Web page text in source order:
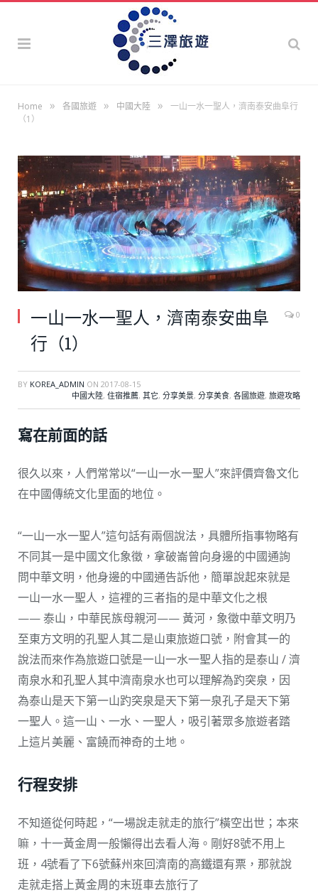
Home » 各國旅遊 » 中國大陸 »
一山一水一聖人，濟南泰安曲阜行
（1）
一山一水一聖人，濟南泰安曲阜
行（1）
0
BY KOREA_ADMIN ON 2017-08-15
中國大陸, 住宿推薦, 其它, 分享美景, 分享美食, 各國旅遊, 旅遊攻略
寫在前面的話
很久以來，人們常常以“一山一水一聖人”來評價齊魯文化
在中國傳統文化里面的地位。
“一山一水一聖人”這句話有兩個說法，具體所指事物略有
不同其一是中國文化象徵，拿破崙曾向身邊的中國通詢
問中華文明，他身邊的中國通告訴他，簡單說起來就是
一山一水一聖人，這裡的三者指的是中華文化之根
—— 泰山，中華民族母親河—— 黃河，象徵中華文明乃
至東方文明的孔聖人其二是山東旅遊口號，附會其一的
說法而來作為旅遊口號是一山一水一聖人指的是泰山 / 濟
南泉水和孔聖人其中濟南泉水也可以理解為趵突泉，因
為泰山是天下第一山趵突泉是天下第一泉孔子是天下第
一聖人。這一山、一水、一聖人，吸引著眾多旅遊者踏
上這片美麗、富饒而神奇的土地。
行程安排
不知道從何時起，“一場說走就走的旅行”橫空出世；本來
嘛，十一黃金周一般懶得出去看人海。剛好8號不用上
班，4號看了下6號蘇州來回濟南的高鐵還有票，那就說
走就走搭上黃金周的末班車去旅行了